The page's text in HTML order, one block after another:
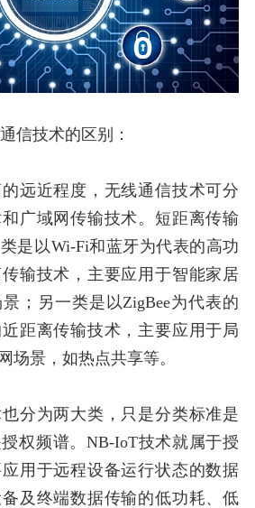
信技术的区别：
远近程度，无线通信技术可分
广域网传输技术。短距离传输
是以Wi-Fi和蓝牙为代表的高功
输技术，主要应用于智能家居
；另一类是以ZigBee为代表的
距离传输技术，主要应用于局
场景，如热点共享等。
分为两大类，只是分类标准是
权频谱。NB-IoT技术就属于授
用于远程设备运行状态的数据
及终端数据传输的低功耗、低